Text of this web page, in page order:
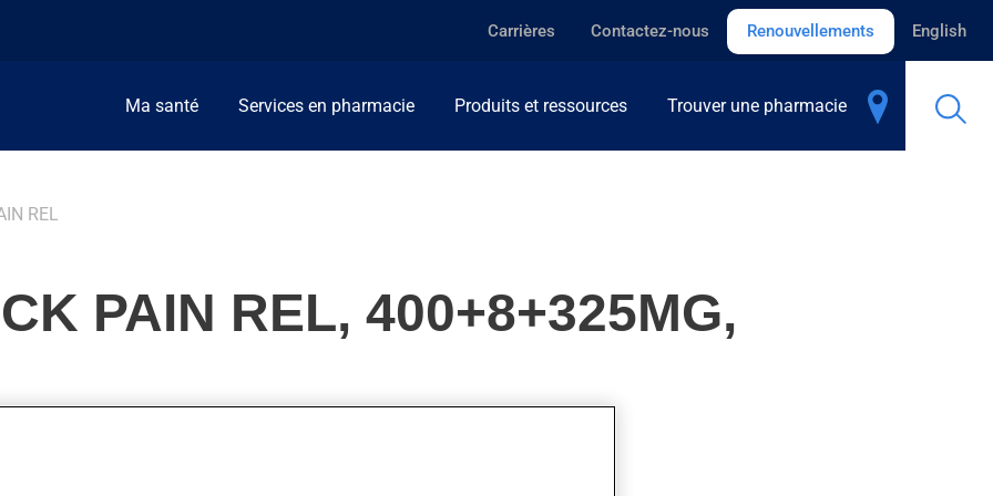
Carrières Contactez-nous Renouvellements English
Ma santé Services en pharmacie Produits et ressources Trouver une pharmacie
REL
PAIN REL, 400+8+325MG,